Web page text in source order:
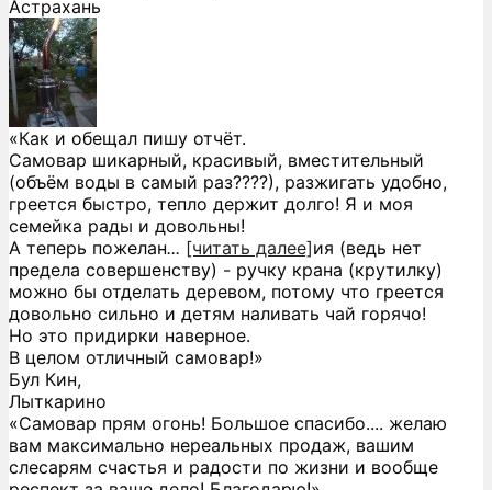
Астрахань
«Как и обещал пишу отчёт.
Самовар шикарный, красивый, вместительный
(объём воды в самый раз????), разжигать удобно,
греется быстро, тепло держит долго! Я и моя
семейка рады и довольны!
А теперь пожелан... [читать далее]ия (ведь нет
предела совершенству) - ручку крана (крутилку)
можно бы отделать деревом, потому что греется
довольно сильно и детям наливать чай горячо!
Но это придирки наверное.
В целом отличный самовар!»
Бул Кин,
Лыткарино
«Самовар прям огонь! Большое спасибо.... желаю
вам максимально нереальных продаж, вашим
слесарям счастья и радости по жизни и вообще